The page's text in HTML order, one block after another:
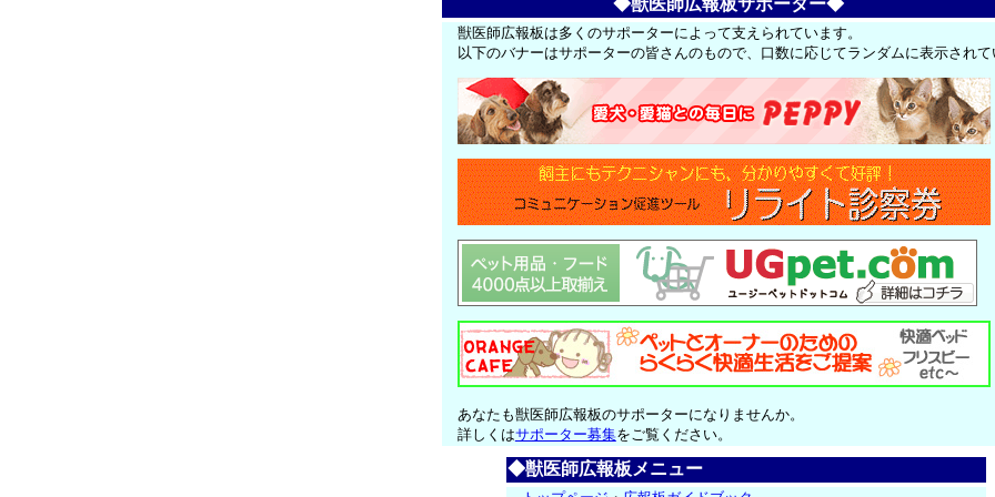
◆獣医師広報板サポーター◆
獣医師広報板は多くのサポーターによって支えられています。
以下のバナーはサポーターの皆さんのもので、口数に応じてランダムに表示され
あなたも獣医師広報板のサポーターになりませんか。
詳しくはサポーター募集をご覧ください。
◆獣医師広報板メニュー